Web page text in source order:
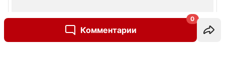
Комментарии
0